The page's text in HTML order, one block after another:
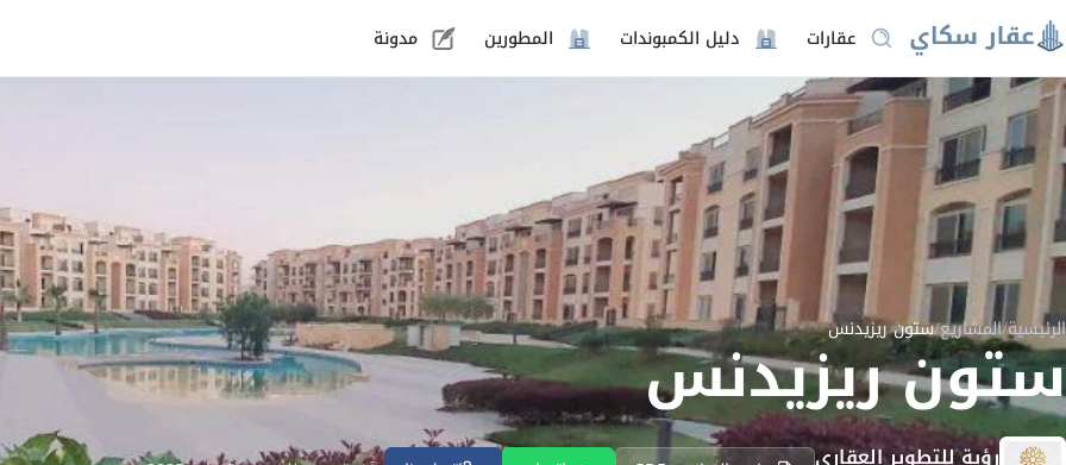
عقارات دليل الكمبوندات المطورين مدونة
الرئيسية/المشاريع/ستون ريزيدنس
ستون ريزيدنس
رؤية للتطوير العقاري